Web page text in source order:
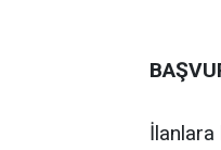
İlanlara